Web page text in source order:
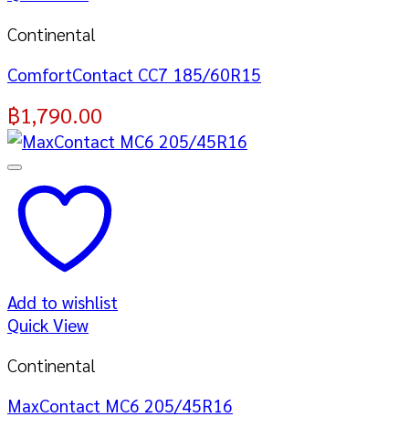
Continental
ComfortContact CC7 185/60R15
฿1,790.00
Add to wishlist
Quick View
Continental
MaxContact MC6 205/45R16